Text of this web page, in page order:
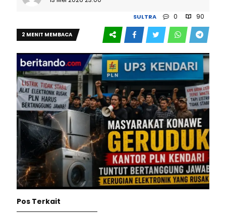
SULTRA 0 90
2 MENIT MEMBACA
Pos Terkait